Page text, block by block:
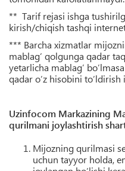
** Tarif rejasi ishga
kirish/chiqish tashqi
*** Barcha xizmatlar
mablag’ qolgunga qadar
yetarlicha mablag’
qadar o’z hisobini
Uzinfocom Markazining
qurilmani joylashtirish
Mijozning qurilmasi
uchun tayyor holda,